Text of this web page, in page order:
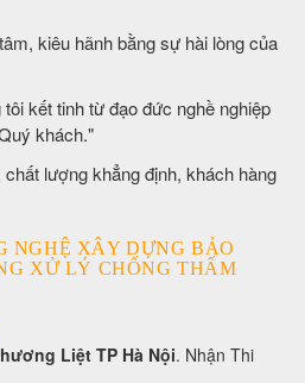
kiêu hãnh bằng sự hài lòng của
kết tinh từ đạo đức nghề nghiệp
khách."
lượng khẳng định, khách hàng
NGHỆ XÂY DỰNG BẢO
XỬ LÝ CHỐNG THẤM
Liệt TP Hà Nội. Nhận Thi